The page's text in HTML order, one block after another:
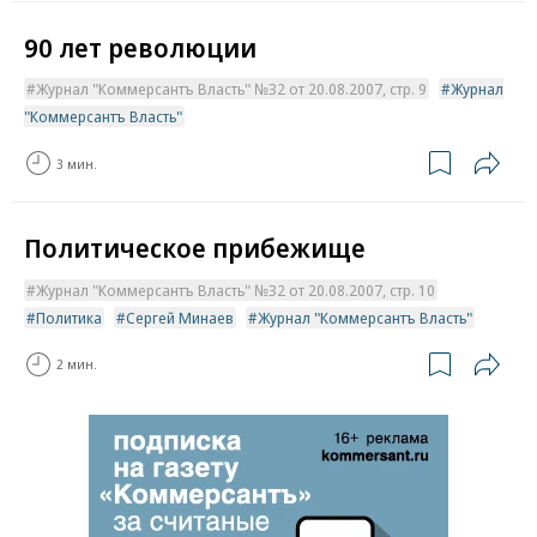
90 лет революции
Журнал "Коммерсантъ Власть" №32 от 20.08.2007, стр. 9
Журнал
"Коммерсантъ Власть"
3 мин.
Политическое прибежище
Журнал "Коммерсантъ Власть" №32 от 20.08.2007, стр. 10
Политика
Сергей Минаев Журнал "Коммерсантъ Власть"
2 мин.